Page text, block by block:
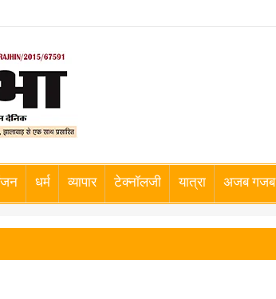
धर्म व्यापार टेक्नॉलजी यात्रा अजब गजब